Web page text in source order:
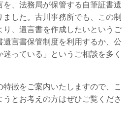
、法務局が保管する自筆証書遺
した。古川事務所でも、この制
り、遺言書を作成したいというご
言書保管制度を利用するか、公
っている」というご相談を多く
徴をご案内いたしますので、こ
とお考えの方はぜひご覧くださ